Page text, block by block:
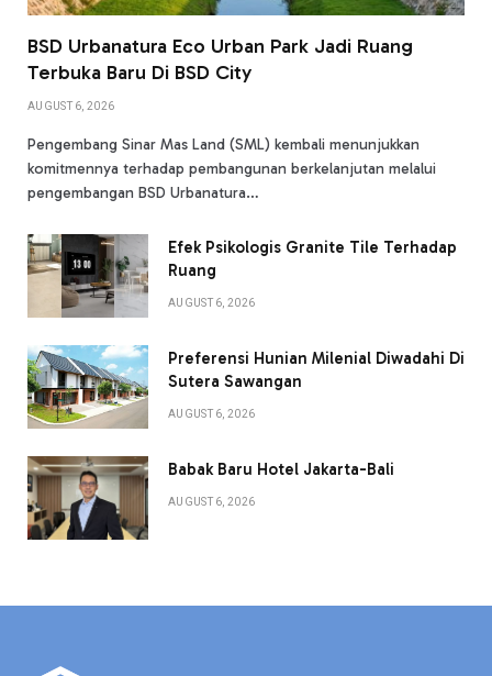
BSD Urbanatura Eco Urban Park Jadi Ruang
Terbuka Baru Di BSD City
AUGUST 6, 2026
Pengembang Sinar Mas Land (SML) kembali menunjukkan
komitmennya terhadap pembangunan berkelanjutan melalui
pengembangan BSD Urbanatura…
Efek Psikologis Granite Tile Terhadap
Ruang
AUGUST 6, 2026
Preferensi Hunian Milenial Diwadahi Di
Sutera Sawangan
AUGUST 6, 2026
Babak Baru Hotel Jakarta-Bali
AUGUST 6, 2026